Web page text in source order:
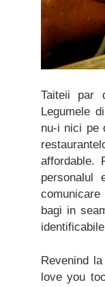
Taiteii par
Legumele
nu-i nici pe
affordable.
bagi in
Revenind
love you